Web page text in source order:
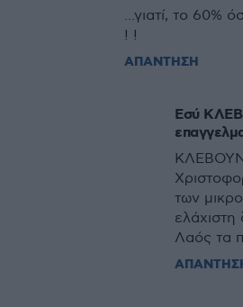
...γιατί, το 60%
! !
ΑΠΑΝΤΗΣΗ
Εσύ
των
Λαός τα